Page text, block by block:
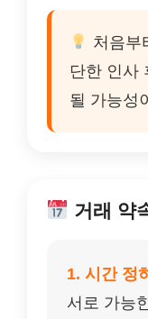
처음부
단한 인사
될 가능성
거래 약
1. 시간 정
서로 가능